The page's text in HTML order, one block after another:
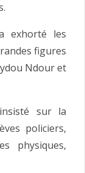
exhorté les
figures
Ndour et
sur la
policiers,
physiques,